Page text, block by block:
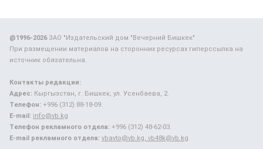
@1996-2026ЗАО "Издательский дом "Вечерний Бишкек"
При размещении материалов на сторонних ресурсах гиперссылка на
источник обязательна.
Контакты редакции:
Адрес: Кыргызстан, г. Бишкек, ул. Усенбаева, 2.
Телефон: +996 (312) 88-18-09.
E-mail: info@vb.kg
Телефон рекламного отдела: +996 (312) 48-62-03.
E-mail рекламного отдела: vbavto@vb.kg, vb48k@vb.kg